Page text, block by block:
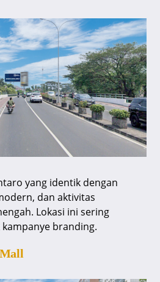
yang identik dengan
dan aktivitas
Lokasi ini sering
branding.